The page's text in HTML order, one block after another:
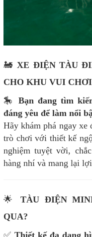
🚂 XE ĐIỆN TÀU
CHO KHU VUI
🎠 Bạn đang tìm
đáng yêu để làm nổi
Hãy khám phá ngay xe
trò chơi với thiết kế
nghiệm tuyệt vời,
hàng nhí và mang lại
🌟TÀU ĐIỆN
QUA?